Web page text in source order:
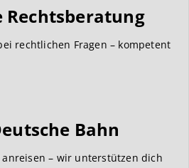
Rechtsberatung
rechtlichen Fragen – kompetent
Bahn
– wir unterstützen dich